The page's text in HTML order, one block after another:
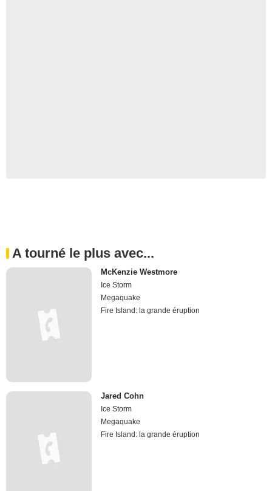
A tourné le plus avec...
McKenzie Westmore
Ice Storm
Megaquake
Fire Island: la grande éruption
Jared Cohn
Ice Storm
Megaquake
Fire Island: la grande éruption